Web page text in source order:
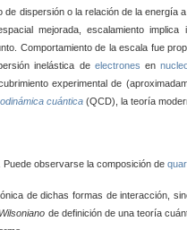
dispersión o la relación de la energía
mejorada, escalamiento
Comportamiento de la escala fue
inelástica de electrones en
experimental de
cuántica (QCD), la teoría
. Puede observarse la composición de
de dichas formas de interacción,
de definición de una teoría